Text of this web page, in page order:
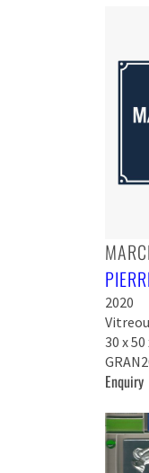
2020
30 x 50
Enquiry